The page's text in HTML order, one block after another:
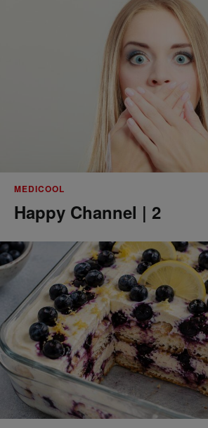
MEDICOOL
Happy Channel | 2